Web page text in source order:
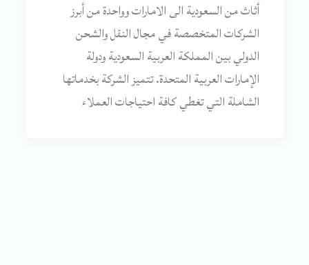
أثاث من السعودية الى الامارات وواحدة من أبرز
الشركات المتخصصة في مجال النقل والشحن
الدولي بين المملكة العربية السعودية ودولة
الإمارات العربية المتحدة. تتميز الشركة بخدماتها
الشاملة التي تغطي كافة احتياجات العملاء